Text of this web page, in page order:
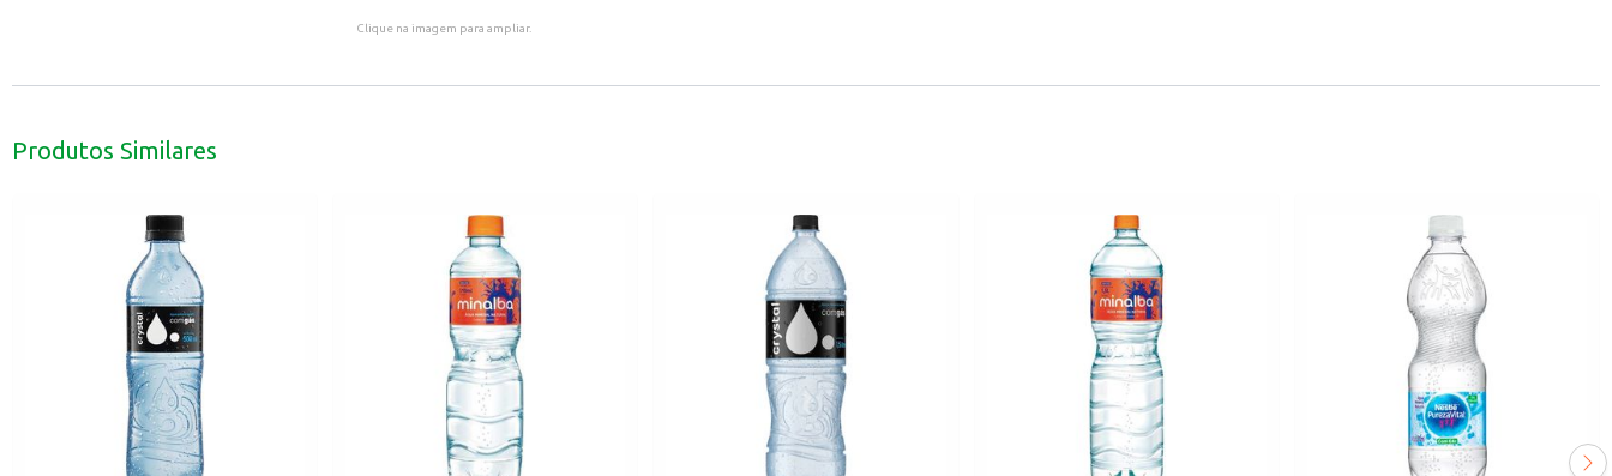
Clique na imagem para ampliar.
Produtos Similares